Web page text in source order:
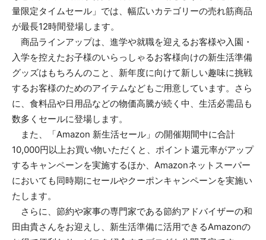
量限定タイムセール」では、幅広いカテゴリーの売れ筋商品
が最長12時間登場します。
商品ラインアップは、進学や就職を迎えるお客様や入園・
入学を控えたお子様のいらっしゃるお客様向けの新生活準備
グッズはもちろんのこと、新年度に向けて新しい趣味に挑戦
するお客様のためのアイテムなどもご用意しています。さら
に、食料品や日用品などの物価高騰が続く中、生活必需品も
数多くセールに登場します。
また、「Amazon 新生活セール」の開催期間中に合計
10,000円以上お買い物いただくと、ポイント還元率がアップ
するキャンペーンを実施するほか、Amazonネットスーパー
においても同時期にセールやクーポンキャンペーンを実施い
たします。
さらに、節約や家事の専門家である節約アドバイザーの和
田由貴さんをお迎えし、新生活準備に活用できるAmazonの